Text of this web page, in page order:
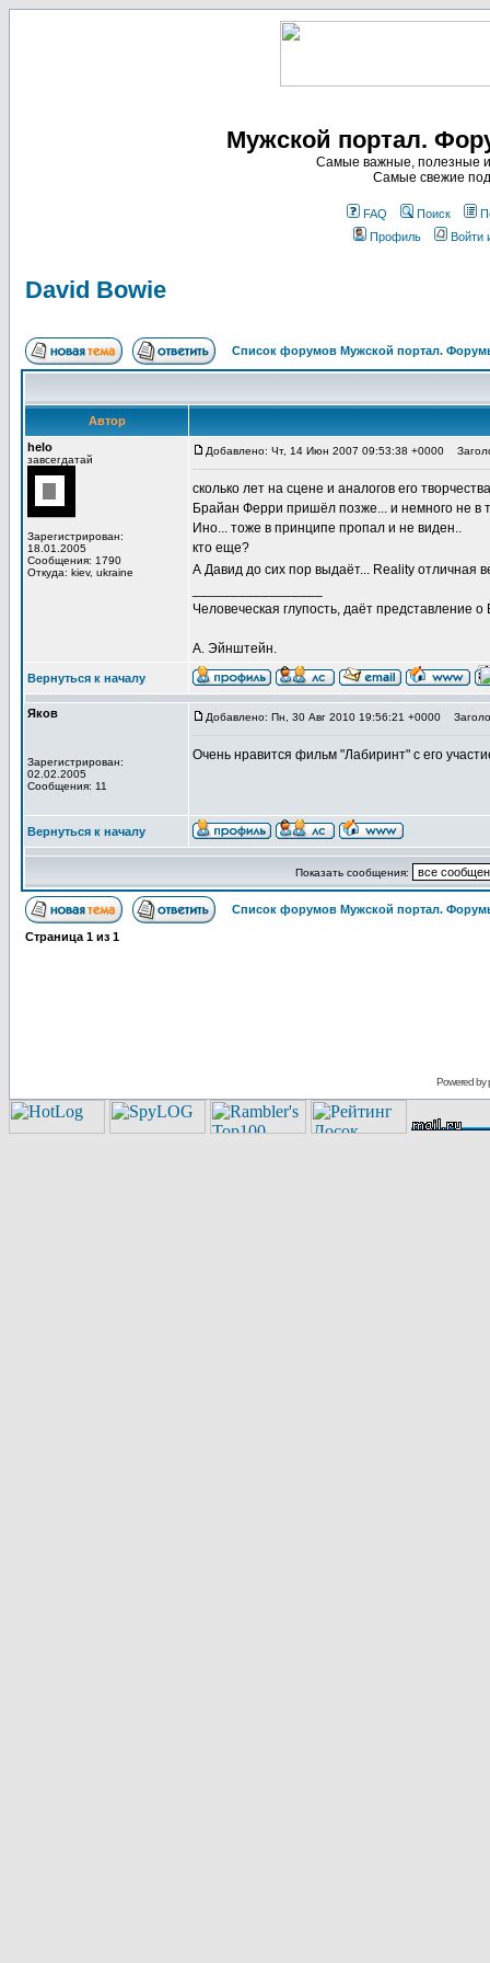
Мужской портал.
Самые важные, полезные и
Самые свежие
FAQ Поиск
Профиль
Войти
David Bowie
Список форумов Мужской портал.
Автор
helo
завсегдатай
Зарегистрирован:
18.01.2005
Сообщения: 1790
Откуда: kiev, ukraine
Добавлено: Чт, 14 Июн 2007 09:53:38 +0000
сколько лет на сцене и аналогов его
Брайан Ферри пришёл позже... и немного не в
Ино... тоже в принципе пропал и не виден..
кто еще?
А Давид до сих пор выдаёт... Reality отличная
Человеческая глупость, даёт представление о
А. Эйнштейн.
Вернуться к началу
Яков
Зарегистрирован:
02.02.2005
Сообщения: 11
Добавлено: Пн, 30 Авг 2010 19:56:21 +0000
Очень нравится фильм "Лабиринт" с его
Вернуться к началу
Показать сообщения:
Список форумов Мужской портал.
Страница 1 из 1
Powered by